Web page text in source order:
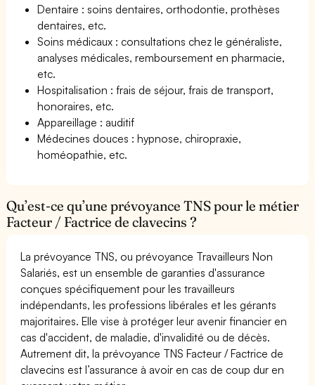
Dentaire : soins dentaires, orthodontie, prothèses
dentaires, etc.
Soins médicaux : consultations chez le généraliste,
analyses médicales, remboursement en pharmacie,
etc.
Hospitalisation : frais de séjour, frais de transport,
honoraires, etc.
Appareillage : auditif
Médecines douces : hypnose, chiropraxie,
homéopathie, etc.
Qu’est-ce qu’une prévoyance TNS pour le métier
Facteur / Factrice de clavecins ?
La prévoyance TNS, ou prévoyance Travailleurs Non
Salariés, est un ensemble de garanties d'assurance
conçues spécifiquement pour les travailleurs
indépendants, les professions libérales et les gérants
majoritaires. Elle vise à protéger leur avenir financier en
cas d'accident, de maladie, d'invalidité ou de décès.
Autrement dit, la prévoyance TNS Facteur / Factrice de
clavecins est l’assurance à avoir en cas de coup dur en